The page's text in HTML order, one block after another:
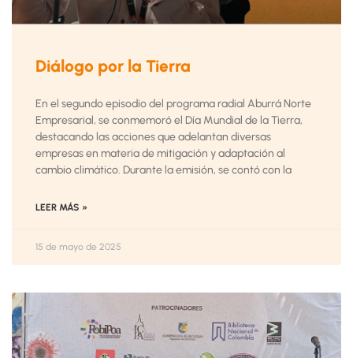
Diálogo por la Tierra
En el segundo episodio del programa radial Aburrá Norte
Empresarial, se conmemoró el Día Mundial de la Tierra,
destacando las acciones que adelantan diversas
empresas en materia de mitigación y adaptación al
cambio climático. Durante la emisión, se contó con la
LEER MÁS »
15 de mayo de 2025